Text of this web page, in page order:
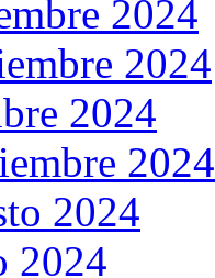
2024
2024
2024
2024
2024
2024